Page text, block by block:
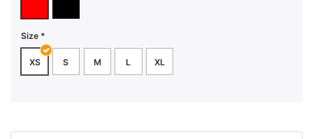
Size
XS S M L XL